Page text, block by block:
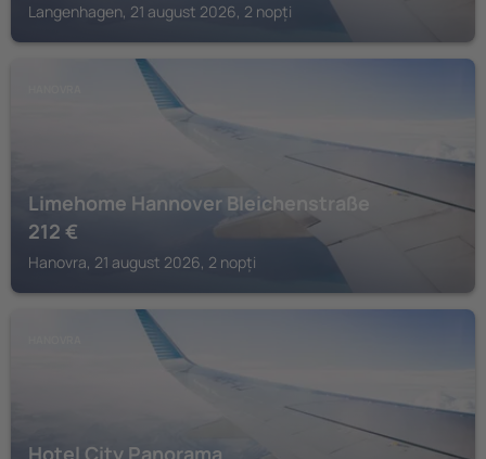
Langenhagen, 21 august 2026, 2 nopți
Limehome Hannover Bleichenstraße
212 €
Hanovra, 21 august 2026, 2 nopți
Hotel City Panorama